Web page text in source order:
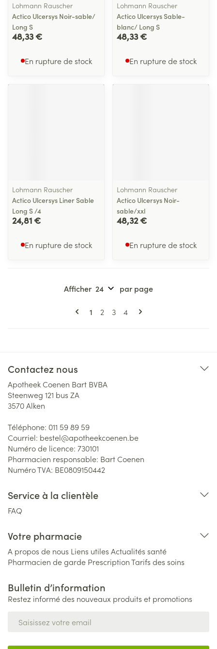
Lohmann Rauscher
Actico Ulcersys Noir-sable/
Long S
48,33 €
En rupture de stock
Lohmann Rauscher
Actico Ulcersys Sable-
blanc/ Long S
48,33 €
En rupture de stock
Lohmann Rauscher
Actico Ulcersys Liner Sable
Long S /4
24,81 €
En rupture de stock
Lohmann Rauscher
Actico Ulcersys Noir-
sable/xxl
48,32 €
En rupture de stock
Pages
Vous lisez actuellement la page
1 Page
2 Page
3 Page
4
Afficher par page
Contactez nous
Apotheek Coenen Bart BVBA
Steenweg 121 bus ZA
3570Alken
Téléphone: 011 59 89 59
Courriel: bestel@apotheekcoenen.be
Numéro de licence: 730101
Pharmacien responsable: Bart Coenen
Numéro TVA: BE0809150442
Service à la clientèle
FAQ
Votre pharmacie
A propos de nous Liens utiles Actualités santé
Pharmacien de garde PrescriptionTarifs des soins
Bulletin d’information
Restez informé des nouveaux produits et promotions